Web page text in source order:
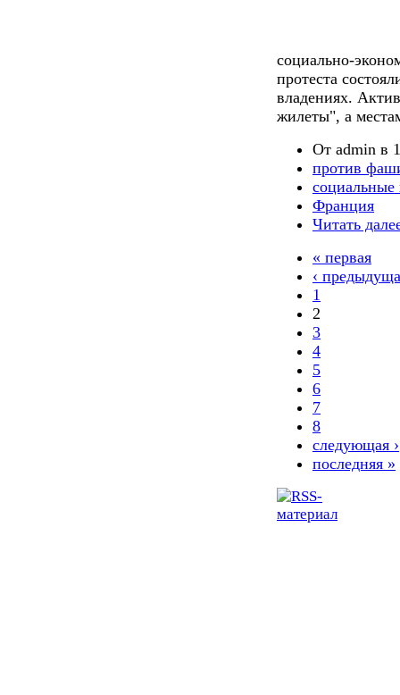
социально-
протеста
владениях.
жилеты", а
От admin в
против
социальные
Франция
Читать
« первая
‹
1
2
3
4
5
6
7
8
следующая ›
последняя »